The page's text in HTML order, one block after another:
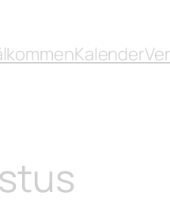
Kalender